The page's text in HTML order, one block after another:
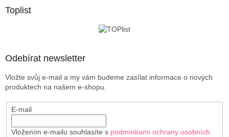
Toplist
Odebírat newsletter
Vložte svůj e-mail a my vám budeme zasílat informace o nových
produktech na našem e-shopu.
E-mail
Vložením e-mailu souhlasíte s podmínkami ochrany osobních